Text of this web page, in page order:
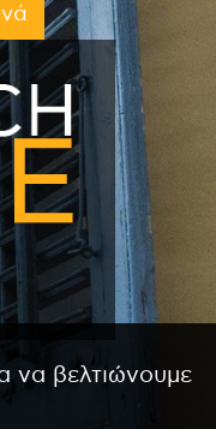
να βελτιώνουμε